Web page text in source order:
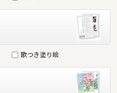
歌つき塗り絵